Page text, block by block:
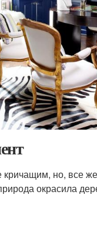
но, все
окрасила